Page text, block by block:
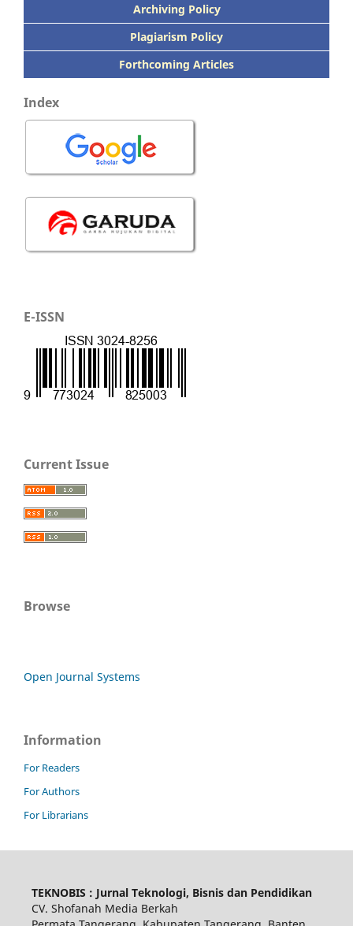
Archiving Policy
Plagiarism Policy
Forthcoming Articles
Index
E-ISSN
Current Issue
Browse
Open Journal Systems
Information
For Readers
For Authors
For Librarians
TEKNOBIS : Jurnal Teknologi, Bisnis dan Pendidikan
CV. Shofanah Media Berkah